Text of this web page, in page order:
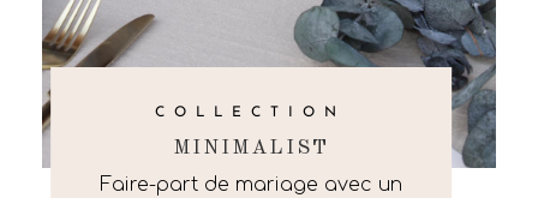
COLLECTION
MINIMALIST
Faire-part de mariage avec un